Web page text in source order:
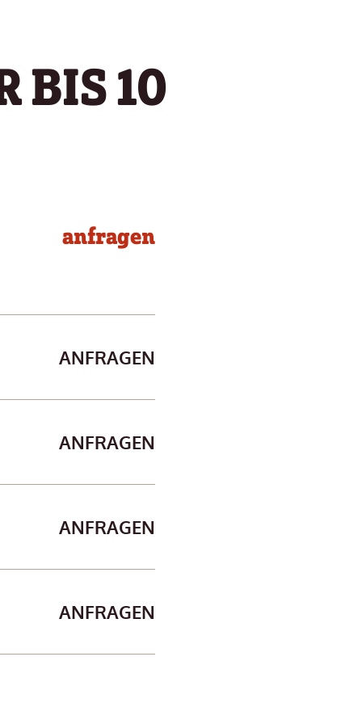
BIS 10
anfragen
ANFRAGEN
ANFRAGEN
ANFRAGEN
ANFRAGEN